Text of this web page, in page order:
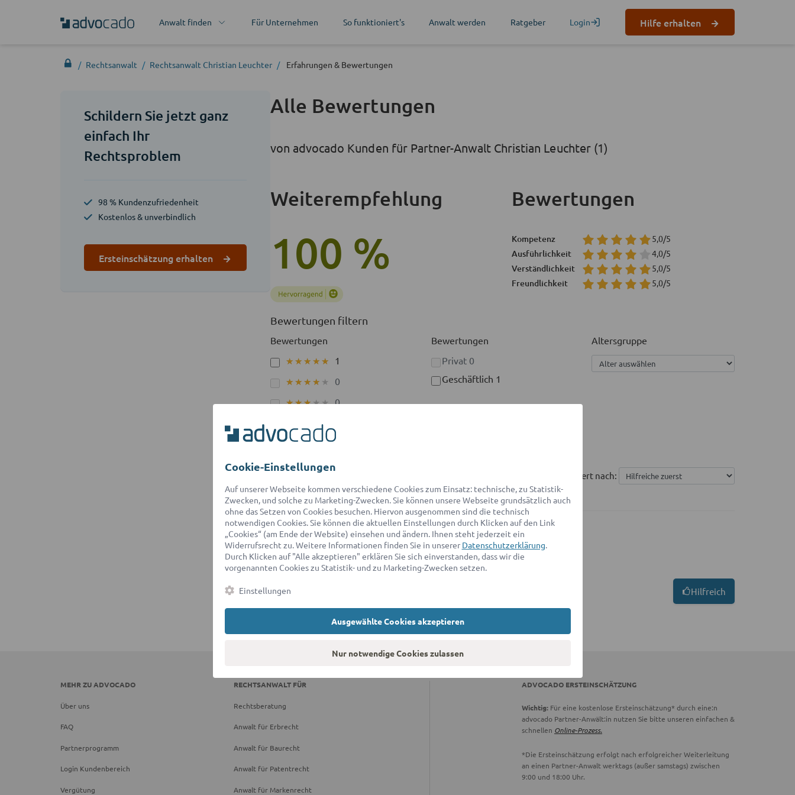
Anwalt finden Für Unternehmen So funktioniert's Anwalt werden Ratgeber Login Hilfe erhalten
Rechtsanwalt Rechtsanwalt Christian Leuchter Erfahrungen & Bewertungen
Schildern Sie jetzt ganz
einfach Ihr
Rechtsproblem
98 % Kundenzufriedenheit
Kostenlos & unverbindlich
Ersteinschätzung erhalten
Alle Bewertungen
von advocado Kunden für Partner-Anwalt Christian Leuchter (1)
Weiterempfehlung
100 %
Bewertungen
Kompetenz 5,0/5
Ausführlichkeit 4,0/5
Verständlichkeit 5,0/5
Freundlichkeit 5,0/5
Bewertungen filtern
Bewertungen
★★★★★
★★★★★ 1
★★★★★
★★★★★ 0
★★★★★
★★★★★ 0
★★★★★
★★★★★
★★★★★
★★★★★ 0
Bewertungen
Privat 0
Geschäftlich 1
Altersgruppe
Sortiert nach:
Jutta H.
4.8 / 5
61-70 Jahre | Geschäftliche Anfrage | 11/2022
Hilfreich
MEHR ZU ADVOCADO
Über uns
FAQ
Partnerprogramm
Login Kundenbereich
Vergütung
RECHTSANWALT FÜR
Rechtsberatung
Anwalt für Erbrecht
Anwalt für Baurecht
Anwalt für Patentrecht
Anwalt für Markenrecht
ADVOCADO ERSTEINSCHÄTZUNG
Wichtig: Für eine kostenlose Ersteinschätzung* durch eine:n
advocado Partner-Anwält:in nutzen Sie bitte unseren einfachen &
schnellen Online-Prozess.
*Die Ersteinschätzung erfolgt nach erfolgreicher Weiterleitung
an einen Partner-Anwalt werktags (außer samstags) zwischen
9:00 und 18:00 Uhr.
Cookie-Einstellungen
Auf unserer Webseite kommen verschiedene Cookies zum Einsatz: technische, zu Statistik-
Zwecken, und solche zu Marketing-Zwecken. Sie können unsere Webseite grundsätzlich auch
ohne das Setzen von Cookies besuchen. Hiervon ausgenommen sind die technisch
notwendigen Cookies. Sie können die aktuellen Einstellungen durch Klicken auf den Link
„Cookies“ (am Ende der Website) einsehen und ändern. Ihnen steht jederzeit ein
Widerrufsrecht zu. Weitere Informationen finden Sie in unserer Datenschutzerklärung.
Durch Klicken auf "Alle akzeptieren" erklären Sie sich einverstanden, dass wir die
vorgenannten Cookies zu Statistik- und zu Marketing-Zwecken setzen.
Einstellungen
Ausgewählte Cookies akzeptieren
Nur notwendige Cookies zulassen